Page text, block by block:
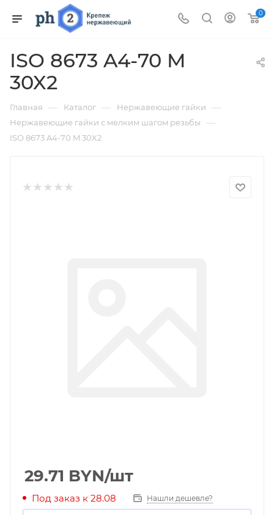
0
ISO 8673 A4-70 M
30X2
Главная — Каталог — Нержавеющие гайки —
Нержавеющие гайки с мелким шагом резьбы —
ISO 8673 A4-70 M 30X2
29.71 BYN/шт
Под заказ к 28.08 Нашли дешевле?